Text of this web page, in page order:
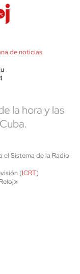
de noticias.
la hora y las
el Sistema de la Radio
(ICRT)